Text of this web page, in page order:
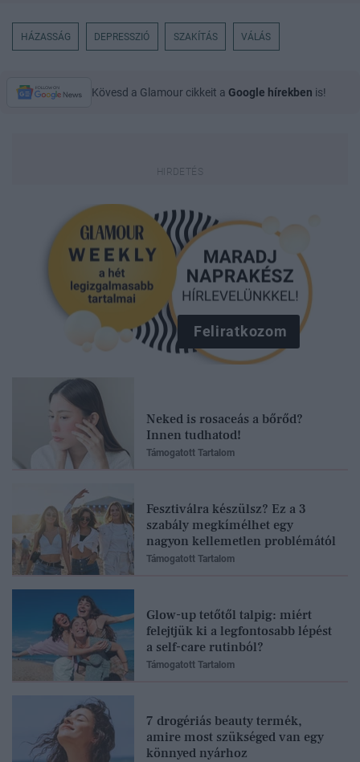
HÁZASSÁG DEPRESSZIÓ SZAKÍTÁS VÁLÁS
Kövesd a Glamour cikkeit a Google hírekben is!
Feliratkozom
Neked is rosaceás a bőrőd?
Innen tudhatod!
Támogatott Tartalom
Fesztiválra készülsz? Ez a 3
szabály megkímélhet egy
nagyon kellemetlen problémától
Támogatott Tartalom
Glow-up tetőtől talpig: miért
felejtjük ki a legfontosabb lépést
a self-care rutinból?
Támogatott Tartalom
7 drogériás beauty termék,
amire most szükséged van egy
könnyed nyárhoz